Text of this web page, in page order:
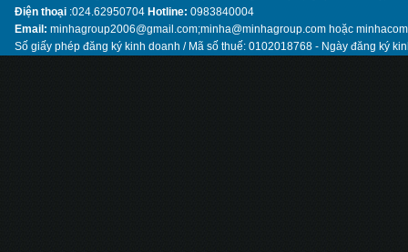
Điện thoại :024.62950704 Hotline: 0983840004
Email: minhagroup2006@gmail.com;minha@minhagroup.com hoặc
Số giấy phép đăng ký kinh doanh / Mã số thuế: 0102018768 - Ngày đăng ký